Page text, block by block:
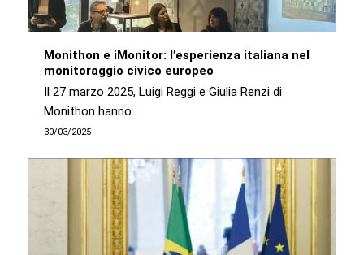
Monithon e iMonitor: l’esperienza italiana nel
monitoraggio civico europeo
Il 27 marzo 2025, Luigi Reggi e Giulia Renzi di
Monithon hanno…
30/03/2025